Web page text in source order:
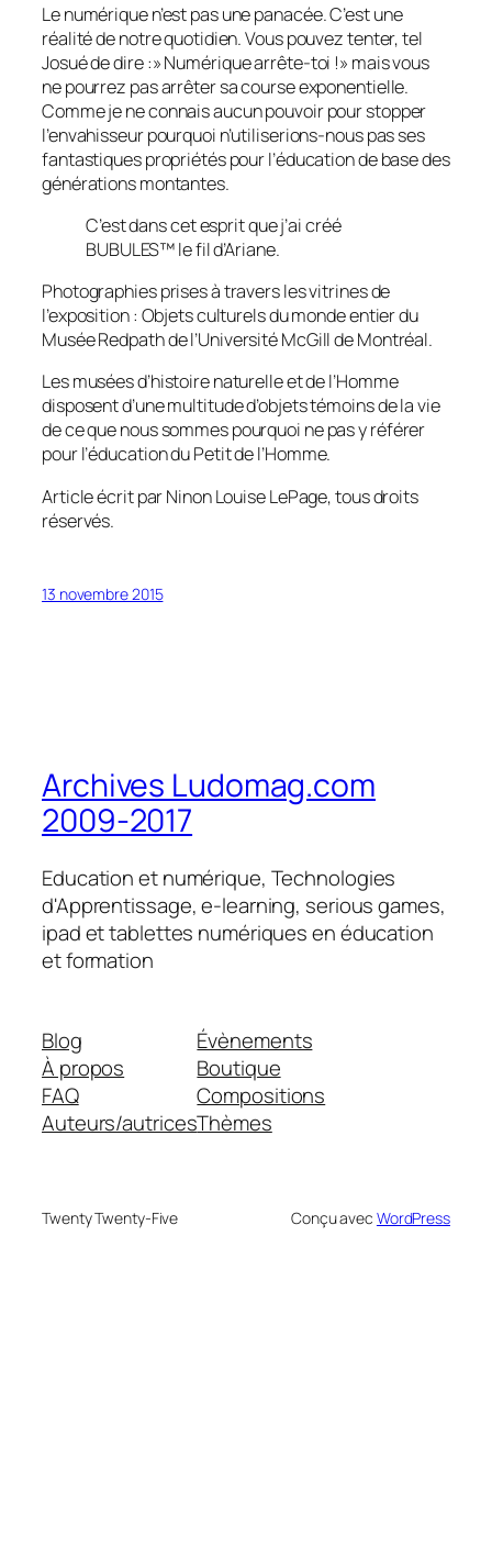
Le numérique n’est pas une panacée. C’est une
réalité de notre quotidien. Vous pouvez tenter, tel
Josué de dire :»Numérique arrête-toi !» mais vous
ne pourrez pas arrêter sa course exponentielle.
Comme je ne connais aucun pouvoir pour stopper
l’envahisseur pourquoi n’utiliserions-nous pas ses
fantastiques propriétés pour l’éducation de base des
générations montantes.
C’est dans cet esprit que j’ai créé
BUBULES™ le fil d’Ariane.
Photographies prises à travers les vitrines de
l’exposition : Objets culturels du monde entier du
Musée Redpath de l’Université McGill de Montréal.
Les musées d’histoire naturelle et de l’Homme
disposent d’une multitude d’objets témoins de la vie
de ce que nous sommes pourquoi ne pas y référer
pour l’éducation duPetit de l’Homme.
Article écrit par Ninon Louise LePage, tous droits
réservés.
13 novembre 2015
Archives Ludomag.com
2009-2017
Education et numérique, Technologies
d'Apprentissage, e-learning, serious games,
ipad et tablettes numériques en éducation
et formation
Blog
À propos
FAQ
Auteurs/autrices
Évènements
Boutique
Compositions
Thèmes
Twenty Twenty-Five Conçu avec WordPress